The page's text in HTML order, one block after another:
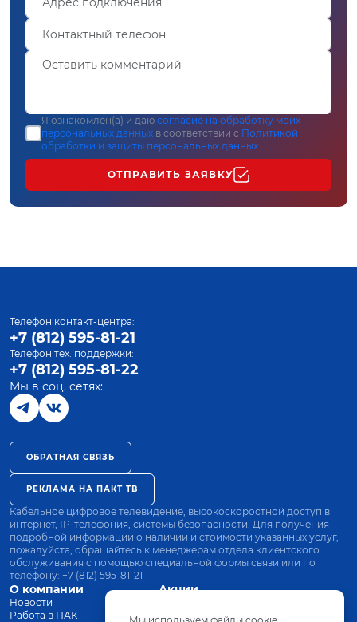
Я ознакомлен(а) и даю согласие на обработку моих
персональных данных в соответствии с Политикой
обработки и защиты персональных данных
ОТПРАВИТЬ ЗАЯВКУ
О компании
Новости
Работа в ПАКТ
Акции
Оплата
Телефон контакт-центра:
+7 (812) 595-81-21
Телефон тех. поддержки:
+7 (812) 595-81-22
Мы в соц. сетях:
ОБРАТНАЯ СВЯЗЬ
РЕКЛАМА НА ПАКТ ТВ
Кабельное цифровое телевидение, высокоскоростной доступ в
интернет, IP-телефония, системы безопасности. Для получения
подробной информации о наличии и стоимости указанных услуг,
пожалуйста, обращайтесь к менеджерам отдела клиентского
обслуживания с помощью специальной формы связи или по
телефону: +7 (812) 595-81-21